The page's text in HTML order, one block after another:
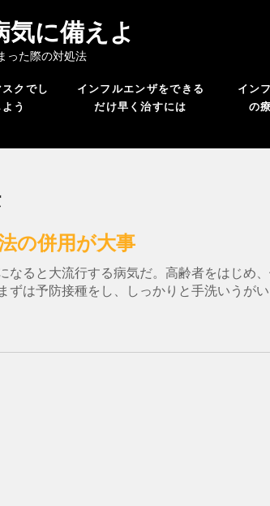
気に備えよ
った際の対処法
クでし
う
インフルエンザをできる
だけ早く治すには
イン
の
の併用が大事
なると大流行する病気だ。高齢者をはじめ
ずは予防接種をし、しっかりと手洗いうが